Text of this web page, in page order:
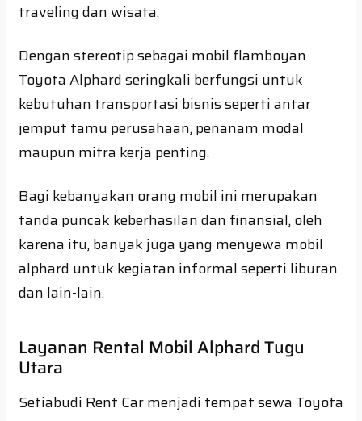
traveling dan wisata.
Dengan stereotip sebagai mobil flamboyan
Toyota Alphard seringkali berfungsi untuk
kebutuhan transportasi bisnis seperti antar
jemput tamu perusahaan, penanam modal
maupun mitra kerja penting.
Bagi kebanyakan orang mobil ini merupakan
tanda puncak keberhasilan dan finansial, oleh
karena itu, banyak juga yang menyewa mobil
alphard untuk kegiatan informal seperti liburan
dan lain-lain.
Layanan Rental Mobil Alphard Tugu
Utara
Setiabudi Rent Car menjadi tempat sewa Toyota